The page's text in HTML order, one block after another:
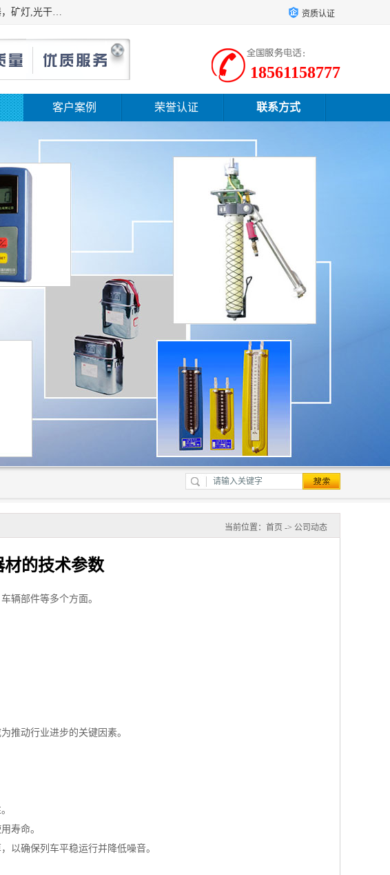
山东振达工矿设备有限公司是集科研开发、生产加工、电子商务为一体的技术型企业,公司主营:气体自动负压采样器，矿灯,光干涉甲烷测定器及其校验仪,甲烷报警仪及其校验装置,甲烷传感器校验装置,粉尘校验装置,煤尘爆炸校验装置,高压水表,三点测径规,圆型规,钢规磨耗仪,第四种检查器,内距尺,轮径尺,样板等铁路配件仪表,矿用设备等产品. 资质认证
18561158777
客户案例 荣誉认证 联系方式
当前位置： 首页 -> 公司动态
的技术参数
辆部件等多个方面。
推动行业进步的关键因素。
寿命。
以确保列车平稳运行并降低噪音。